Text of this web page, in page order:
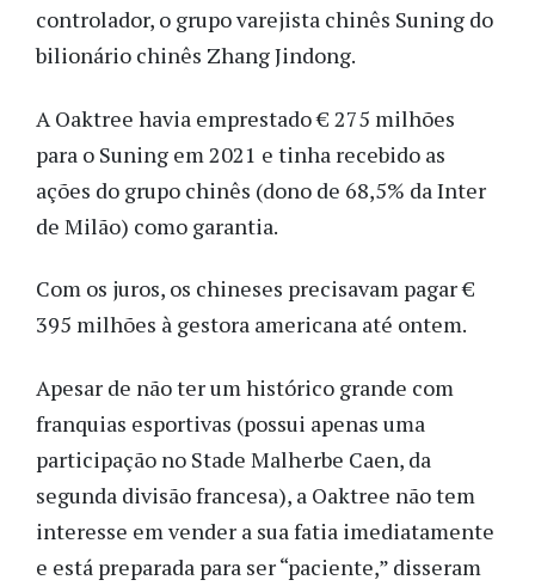
controlador, o grupo varejista chinês Suning do
bilionário chinês Zhang Jindong.
A Oaktree havia emprestado € 275 milhões
para o Suning em 2021 e tinha recebido as
ações do grupo chinês (dono de 68,5% da Inter
de Milão) como garantia.
Com os juros, os chineses precisavam pagar €
395 milhões à gestora americana até ontem.
Apesar de não ter um histórico grande com
franquias esportivas (possui apenas uma
participação no Stade Malherbe Caen, da
segunda divisão francesa), a Oaktree não tem
interesse em vender a sua fatia imediatamente
e está preparada para ser “paciente,” disseram